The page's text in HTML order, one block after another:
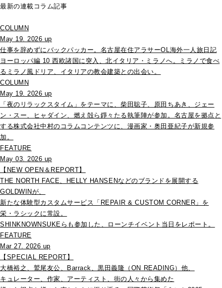
最新の連載コラム記事
COLUMN
May 19. 2026 up
仕事を辞めずにバックパッカー。名古屋在住アラサーOL海外一人旅日記
ヨーロッパ編 10 西欧諸国に突入、北イタリア・ミラノへ。ミラノで食べ
るミラノ風ドリア、イタリアの教会建築との出会い。
COLUMN
May 19. 2026 up
「夜のリラックスタイム」をテーマに、柴田聡子、原田ちあき、ジェー
ン・スー、ヒャダイン、燃え殻ら錚々たる執筆陣が参加。名古屋を拠点と
する株式会社中村のコラムコンテンツに、漫画家・奥田亜紀子が新規参
加。
FEATURE
May 03. 2026 up
【NEW OPEN＆REPORT】
THE NORTH FACE、HELLY HANSENなどのブランドを展開する
GOLDWINが、
新たな体験型カスタムサービス「REPAIR & CUSTOM CORNER」を
栄・ラシックに常設。
SHINKNOWNSUKEらも参加した、ローンチイベント当日をレポート。
FEATURE
Mar 27. 2026 up
【SPECIAL REPORT】
大橋裕之、鷲尾友公、Barrack、黒田義隆（ON READING）他、
キュレーター、作家、アーティスト、街の人々から集めた